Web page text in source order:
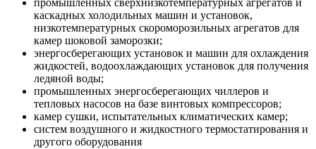
промышленных сверхнизкотемпературных агрегатов и
каскадных холодильных машин и установок,
низкотемпературных скороморозильных агрегатов для
камер шоковой заморозки;
энергосберегающих установок и машин для охлаждения
жидкостей, водоохлаждающих установок для получения
ледяной воды;
промышленных энергосберегающих чиллеров и
тепловых насосов на базе винтовых компрессоров;
камер сушки, испытательных климатических камер;
систем воздушного и жидкостного термостатирования и
другого оборудования